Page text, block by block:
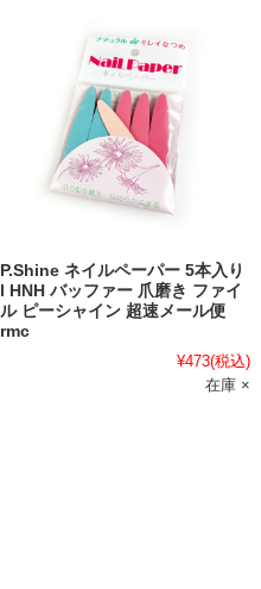
P.Shine ネイルペーパー 5本入り
l HNH バッファー 爪磨き ファイ
ル ピーシャイン 超速メール便
rmc
¥473(税込)
在庫 ×